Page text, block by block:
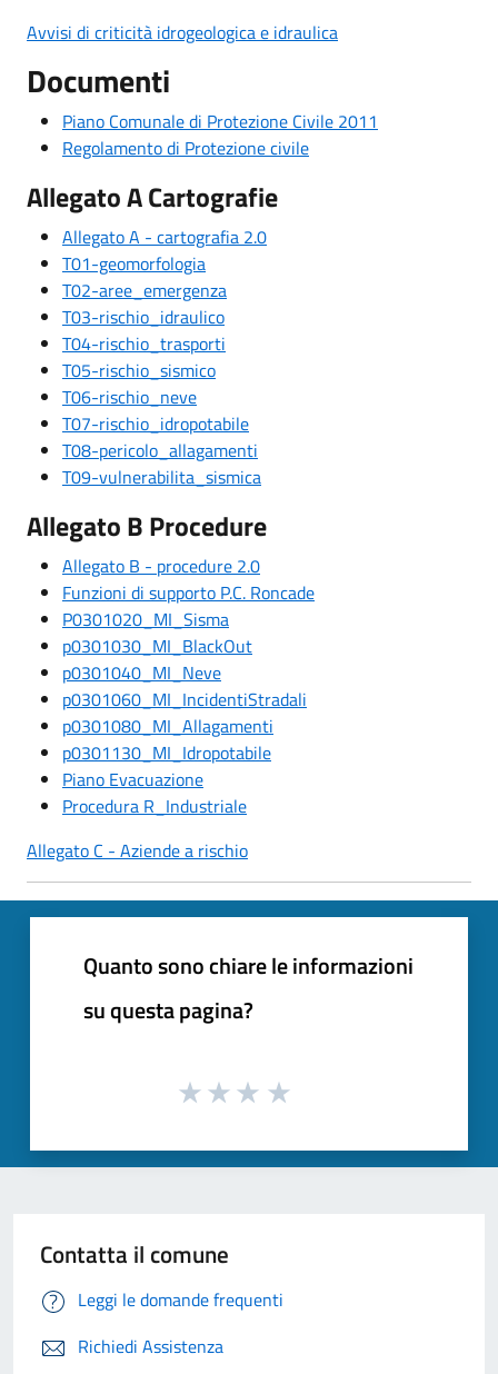
Avvisi di criticità idrogeologica e idraulica
Documenti
Piano Comunale di Protezione Civile 2011
Regolamento di Protezione civile
Allegato A Cartografie
Allegato A - cartografia 2.0
T01-geomorfologia
T02-aree_emergenza
T03-rischio_idraulico
T04-rischio_trasporti
T05-rischio_sismico
T06-rischio_neve
T07-rischio_idropotabile
T08-pericolo_allagamenti
T09-vulnerabilita_sismica
Allegato B Procedure
Allegato B - procedure 2.0
Funzioni di supporto P.C. Roncade
P0301020_MI_Sisma
p0301030_MI_BlackOut
p0301040_MI_Neve
p0301060_MI_IncidentiStradali
p0301080_MI_Allagamenti
p0301130_MI_Idropotabile
Piano Evacuazione
Procedura R_Industriale
Allegato C - Aziende a rischio
Quanto sono chiare le informazioni
su questa pagina?
Contatta il comune
Leggi le domande frequenti
Richiedi Assistenza